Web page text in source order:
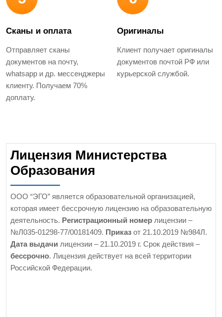
Сканы и оплата
Отправляет сканы
документов на почту,
whatsapp и др. мессенджеры
клиенту. Получаем 70%
доплату.
Оригиналы
Клиент получает оригиналы
документов почтой РФ или
курьерской службой.
Лицензия Министерства
Образования
ООО “ЭГО” является образовательной организацией,
которая имеет бессрочную лицензию на образовательную
деятельность. Регистрационный номер лицензии –
№Л035-01298-77/00181409. Приказ от 21.10.2019 №984Л.
Дата выдачи лицензии – 21.10.2019 г. Срок действия –
бессрочно. Лицензия действует на всей территории
Российской Федерации.